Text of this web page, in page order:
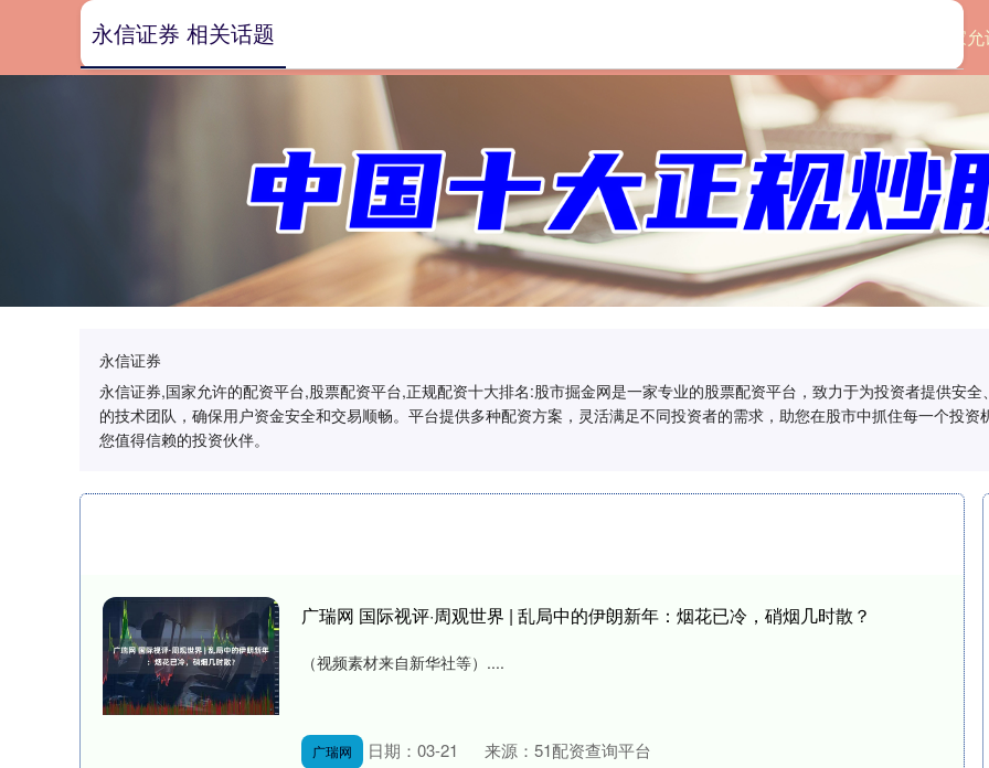
国家
永信证券
永信证券,国家允许的配资平台,股票配资平台,正规配资十大排名:股市掘金网是一家专业的股票配资平台，致力于为投资者提供安
的技术团队，确保用户资金安全和交易顺畅。平台提供多种配资方案，灵活满足不同投资者的需求，助您在股市中抓住每一个投
您值得信赖的投资伙伴。
永信证券 相关话题
广瑞网 国际视评·周观世界 | 乱局中的伊朗新年：烟花已冷，硝烟几时散？
（视频素材来自新华社等）....
广瑞网 日期：03-21
来源：51配资查询平台